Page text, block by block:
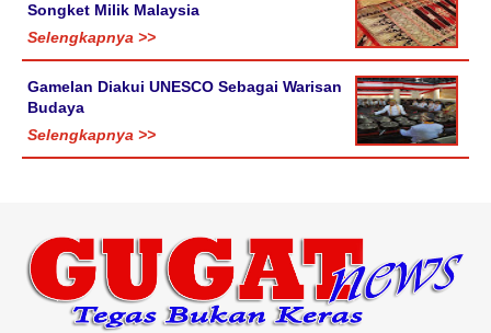
Songket Milik Malaysia
Selengkapnya >>
Gamelan Diakui UNESCO Sebagai Warisan
Budaya
Selengkapnya >>